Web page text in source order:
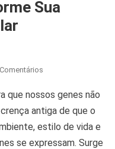
Sua
Em
Transforme
Sua
Energia
que nossos genes não
antiga de que o
estilo de vida e
se expressam. Surge